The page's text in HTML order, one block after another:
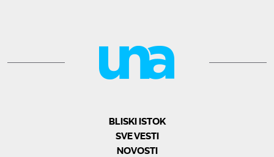
BLISKI ISTOK
SVE VESTI
NOVOSTI